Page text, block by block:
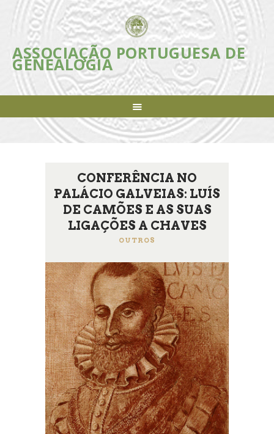
ASSOCIAÇÃO PORTUGUESA DE
GENEALOGIA
ASSOCIAÇÃO PORTUGUESA DE
GENEALOGIA
Incentivar e apoiar a investigação, estudo e divulgação da Genealogia em
Portugal
ASSOCIAÇÃO
INICIATIVAS
REVISTA
NOTÍCIAS
FAZER-SE SÓCIO
LIGAÇÕES ÚTEIS
CONTACTOS
CONFERÊNCIA NO
PALÁCIO GALVEIAS: LUÍS
DE CAMÕES E AS SUAS
LIGAÇÕES A CHAVES
OUTROS